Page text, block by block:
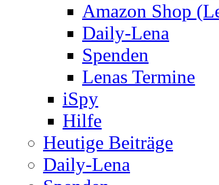
Amazon Shop
Daily-Lena
Spenden
Lenas Termine
iSpy
Hilfe
Heutige Beiträge
Daily-Lena